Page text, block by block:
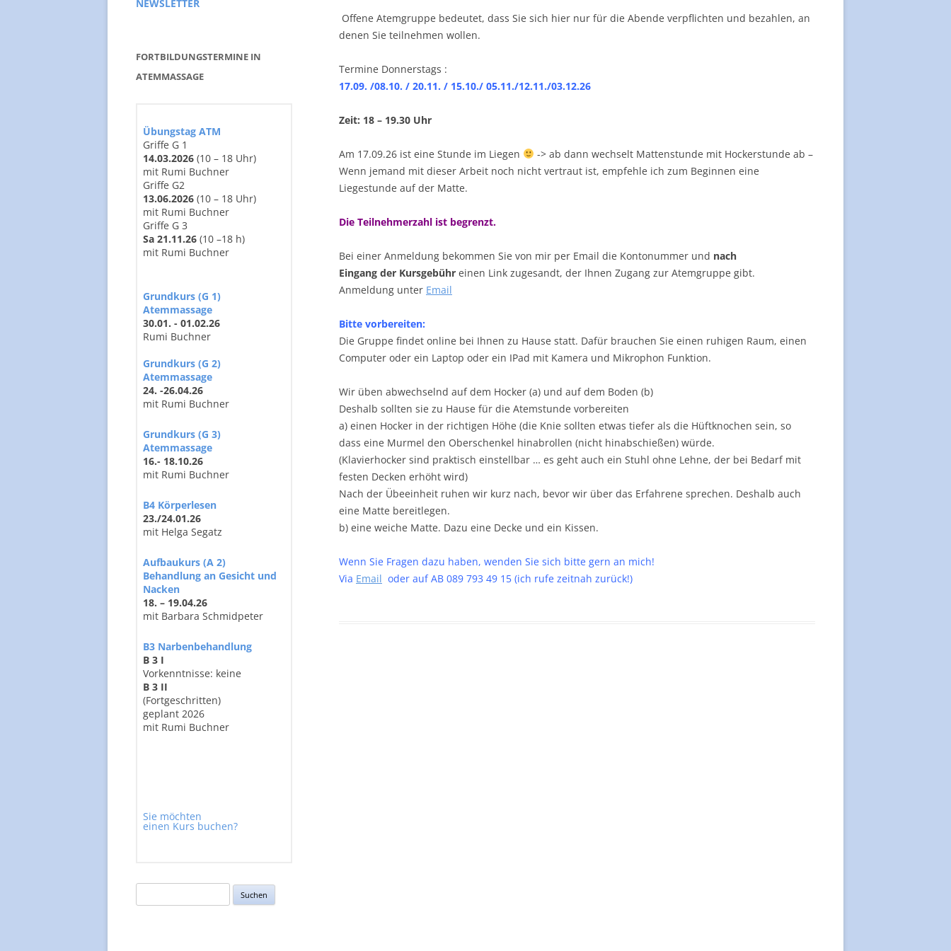
THERAPEUTENLISTE
Offene Atemgruppe bedeutet, dass Sie sich hier nur für die Abende verpflichten und bezahlen, an
denen Sie teilnehmen wollen.
Termine Donnerstags :
17.09. /08.10. / 20.11. / 15.10./ 05.11./12.11./03.12.26
Zeit: 18 – 19.30 Uhr
Am 17.09.26 ist eine Stunde im Liegen
-> ab dann wechselt Mattenstunde mit Hockerstunde ab –
Wenn jemand mit dieser Arbeit noch nicht vertraut ist, empfehle ich zum Beginnen eine
Liegestunde auf der Matte.
Die Teilnehmerzahl ist begrenzt.
Bei einer Anmeldung bekommen Sie von mir per Email die Kontonummer und nach
Eingang der Kursgebühr einen Link zugesandt, der Ihnen Zugang zur Atemgruppe gibt.
Anmeldung unter Email
Bitte vorbereiten:
Die Gruppe findet online bei Ihnen zu Hause statt. Dafür brauchen Sie einen ruhigen Raum, einen
Computer oder ein Laptop oder ein IPad mit Kamera und Mikrophon Funktion.
Wir üben abwechselnd auf dem Hocker (a) und auf dem Boden (b)
Deshalb sollten sie zu Hause für die Atemstunde vorbereiten
a) einen Hocker in der richtigen Höhe (die Knie sollten etwas tiefer als die Hüftknochen sein, so
dass eine Murmel den Oberschenkel hinabrollen (nicht hinabschießen) würde.
(Klavierhocker sind praktisch einstellbar … es geht auch ein Stuhl ohne Lehne, der bei Bedarf mit
festen Decken erhöht wird)
Nach der Übeeinheit ruhen wir kurz nach, bevor wir über das Erfahrene sprechen. Deshalb auch
eine Matte bereitlegen.
b) eine weiche Matte. Dazu eine Decke und ein Kissen.
Wenn Sie Fragen dazu haben, wenden Sie sich bitte gern an mich!
Via Email oder auf AB 089 793 49 15 (ich rufe zeitnah zurück!)
NEWSLETTER
FORTBILDUNGSTERMINE IN
ATEMMASSAGE
Übungstag ATM
Griffe G 1
14.03.2026 (10 – 18 Uhr)
mit Rumi Buchner
Griffe G2
13.06.2026 (10 – 18 Uhr)
mit Rumi Buchner
Griffe G 3
Sa 21.11.26 (10 –18 h)
mit Rumi Buchner
Grundkurs (G 1)
Atemmassage
30.01. - 01.02.26
Rumi Buchner
Grundkurs (G 2)
Atemmassage
24. -26.04.26
mit Rumi Buchner
Grundkurs (G 3)
Atemmassage
16.- 18.10.26
mit Rumi Buchner
B4 Körperlesen
23./24.01.26
mit Helga Segatz
Aufbaukurs (A 2)
Behandlung an Gesicht und
Nacken
18. – 19.04.26
mit Barbara Schmidpeter
B3 Narbenbehandlung
B 3 I
Vorkenntnisse: keine
B 3 II
(Fortgeschritten)
geplant 2026
mit Rumi Buchner
Sie möchten
einen Kurs buchen?
nach: